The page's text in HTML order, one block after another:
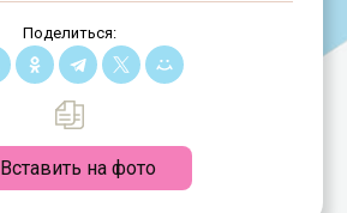
Поделиться:
Вставить на фото